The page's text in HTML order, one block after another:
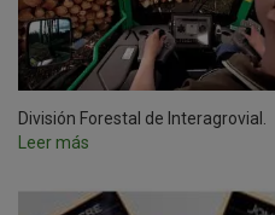
División Forestal de Interagrovial.
Leer más